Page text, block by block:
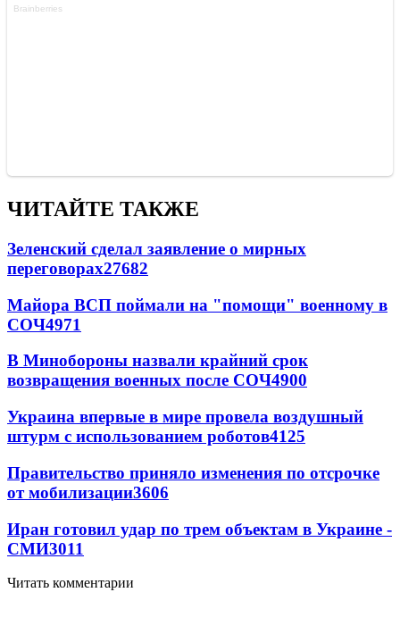
ЧИТАЙТЕ ТАКЖЕ
Зеленский сделал заявление о мирных
переговорах27682
Майора ВСП поймали на "помощи" военному в
СОЧ4971
В Минобороны назвали крайний срок
возвращения военных после СОЧ4900
Украина впервые в мире провела воздушный
штурм с использованием роботов4125
Правительство приняло изменения по отсрочке
от мобилизации3606
Иран готовил удар по трем объектам в Украине -
СМИ3011
Читать комментарии